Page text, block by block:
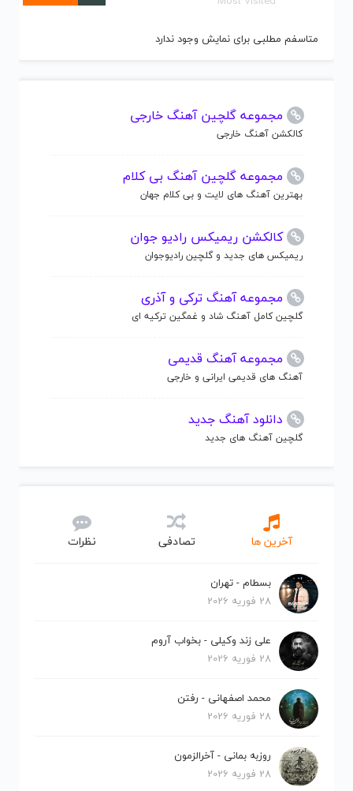
متاسفم مطلبی برای نمایش وجود ندارد
مجموعه گلچین آهنگ خارجی
کالکشن آهنگ خارجی
مجموعه گلچین آهنگ بی کلام
بهترین آهنگ های لایت و بی کلام جهان
کالکشن ریمیکس رادیو جوان
ریمیکس های جدید و گلچین رادیوجوان
مجموعه آهنگ ترکی و آذری
گلچین کامل آهنگ شاد و غمگین ترکیه ای
مجموعه آهنگ قدیمی
آهنگ های قدیمی ایرانی و خارجی
دانلود آهنگ جدید
گلچین آهنگ های جدید
آخرین ها تصادفی نظرات
بسطام - تهران
28 فوریه 2026
علی زند وکیلی - بخواب آروم
28 فوریه 2026
محمد اصفهانی - رفتن
28 فوریه 2026
روزبه بمانی - آخرالزمون
28 فوریه 2026